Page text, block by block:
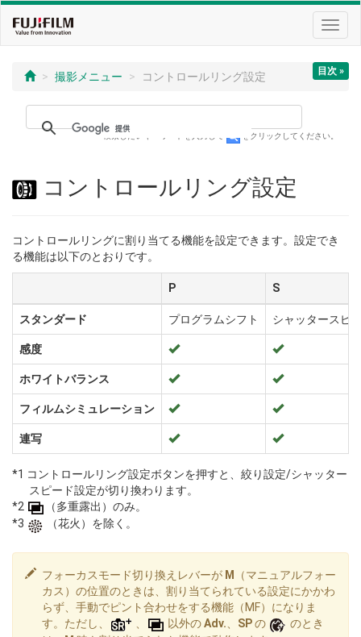
目次 »
撮影メニュー コントロールリング設定
をクリックしてください。
コントロールリング設定
コントロールリングに割り当てる機能を設定できます。設定でき
る機能は以下のとおりです。
P S
スタンダード プログラムシフト シャッタースピ
感度
ホワイトバランス
フィルムシミュレーション
連写
*1 コントロールリング設定ボタンを押すと、絞り設定/シャッター
スピード設定が切り換わります。
*2
（多重露出）のみ。
*3
（花火）を除く。
フォーカスモード切り換えレバーが M （マニュアルフォー
カス）の位置のときは、割り当てられている設定にかかわ
らず、手動でピント合わせをする機能（MF）になりま
す。ただし、
以外のAdv. SPの
のとき